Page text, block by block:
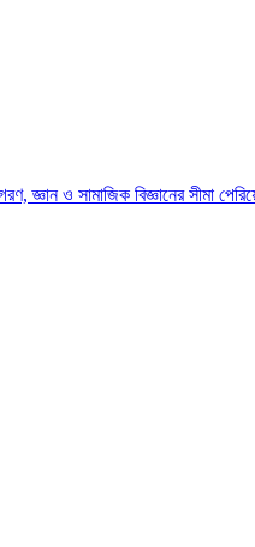
ও সামাজিক বিজ্ঞানের সীমা